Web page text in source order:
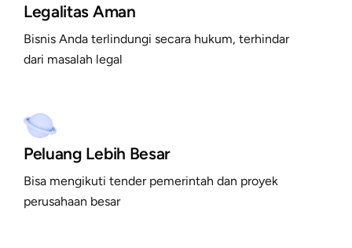
Legalitas Aman
Bisnis Anda terlindungi secara hukum, terhindar
dari masalah legal
Peluang Lebih Besar
Bisa mengikuti tender pemerintah dan proyek
perusahaan besar